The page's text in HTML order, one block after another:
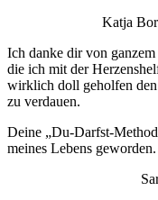
Katja
Ich danke dir von
die ich mit der
wirklich doll geholfen den
zu verdauen.
Deine „Du-Darfst-
meines Lebens